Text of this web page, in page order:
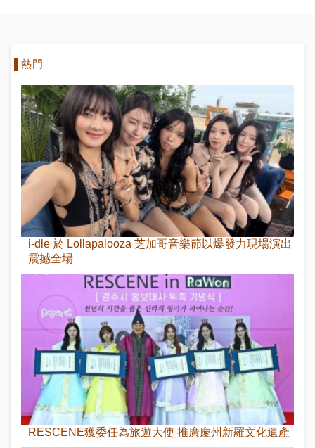
熱門
i-dle 於 Lollapalooza 芝加哥音樂節以爆發力現場演出
震撼全場
RESCENE獲委任為旅遊大使 推廣慶州新羅文化遺產